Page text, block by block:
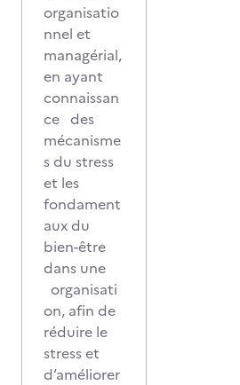
organisatio
nnel et
managérial,
en ayant
connaissan
ce des
mécanisme
s du stress
et les
fondament
aux du
bien-être
dans une
organisati
on, afin de
réduire le
stress et
d’améliorer